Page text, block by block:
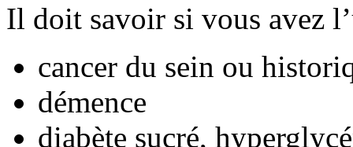
Il doit savoir si vous avez
cancer du sein ou
démence
diabète sucré,